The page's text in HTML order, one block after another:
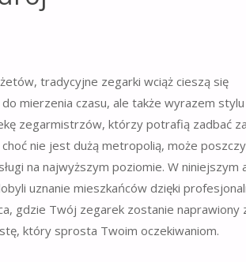
tradycyjne zegarki wciąż cieszą się
mierzenia czasu, ale także wyrazem
zegarmistrzów, którzy potrafią zadbać
nie jest dużą metropolią, może
na najwyższym poziomie. W niniejszym
uznanie mieszkańców dzięki
gdzie Twój zegarek zostanie naprawiony
który sprosta Twoim oczekiwaniom.